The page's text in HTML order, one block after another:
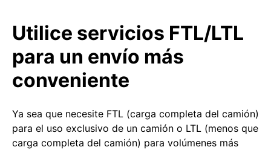
Utilice servicios FTL/LTL
para un envío más
conveniente
Ya sea que necesite FTL (carga completa del camión)
para el uso exclusivo de un camión o LTL (menos que
carga completa del camión) para volúmenes más